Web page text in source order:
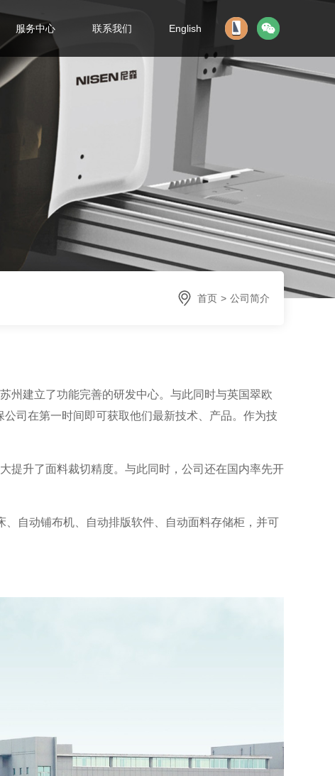
服务中心 联系我们 English
首页 > 公司简介
州建立了功能完善的研发中心。与此同时与英国翠欧
司在第一时间即可获取他们最新技术、产品。作为技
提升了面料裁切精度。与此同时，公司还在国内率先开
自动铺布机、自动排版软件、自动面料存储柜，并可